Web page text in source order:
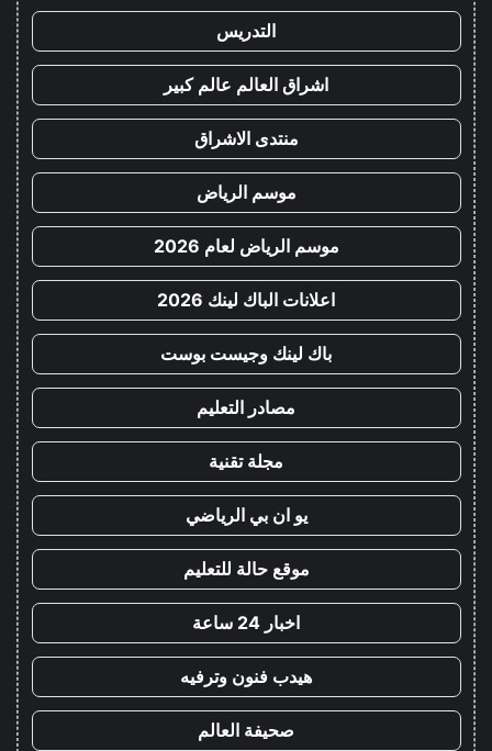
التدريس
اشراق العالم عالم كبير
منتدى الاشراق
موسم الرياض
موسم الرياض لعام 2026
اعلانات الباك لينك 2026
باك لينك وجيست بوست
مصادر التعليم
مجلة تقنية
يو ان بي الرياضي
موقع حالة للتعليم
اخبار 24 ساعة
هيدب فنون وترفيه
صحيفة العالم